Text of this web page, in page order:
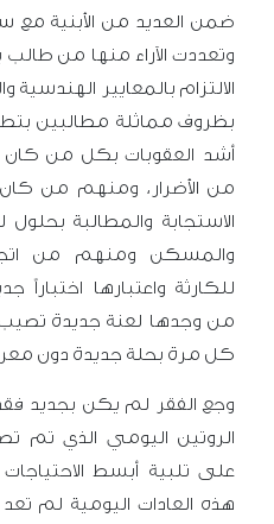
ضمن العديد من الأبنية مع
وتعددت الآراء منها من طالب
الالتزام بالمعايير الهندسية
بظروف مماثلة مطالبين
أشد العقوبات بكل من كان
من الأضرار، ومنهم من كان
الاستجابة والمطالبة بحلول
والمسكن ومنهم من اتجه
للكارثة واعتبارها اختباراً
من وجدها لعنة جديدة تصيب
كل مرة بحلة جديدة دون معرفة
وجع الفقر لم يكن بجديد فقد
الروتين اليومي الذي تم
على تلبية أبسط الاحتياجات
هذه العادات اليومية لم